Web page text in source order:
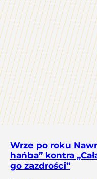
Wrze po roku
hańba” kontra
go zazdrości”